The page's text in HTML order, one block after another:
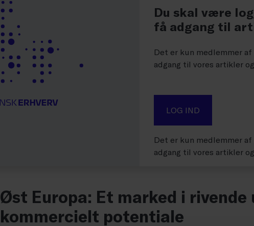
Du skal være
få adgang til
Det er kun medlemmer af
adgang til vores artikler
LOG IND
Det er kun medlemmer af
adgang til vores artikler
Øst Europa: Et marked i
kommercielt potentiale